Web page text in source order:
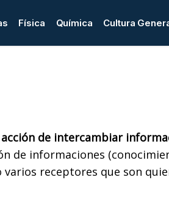
Física Química Cultura
de intercambiar
de informaciones
receptores que son